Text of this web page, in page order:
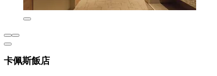
卡佩斯飯店